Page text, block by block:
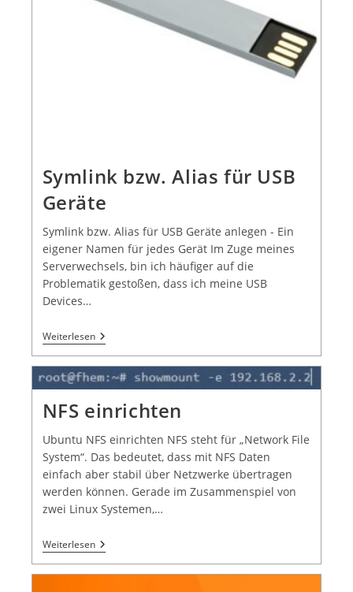
Symlink bzw. Alias für USB
Geräte
Symlink bzw. Alias für USB Geräte anlegen - Ein
eigener Namen für jedes Gerät Im Zuge meines
Serverwechsels, bin ich häufiger auf die
Problematik gestoßen, dass ich meine USB
Devices…
Weiterlesen
NFS einrichten
Ubuntu NFS einrichten NFS steht für „Network File
System“. Das bedeutet, dass mit NFS Daten
einfach aber stabil über Netzwerke übertragen
werden können. Gerade im Zusammenspiel von
zwei Linux Systemen,…
Weiterlesen